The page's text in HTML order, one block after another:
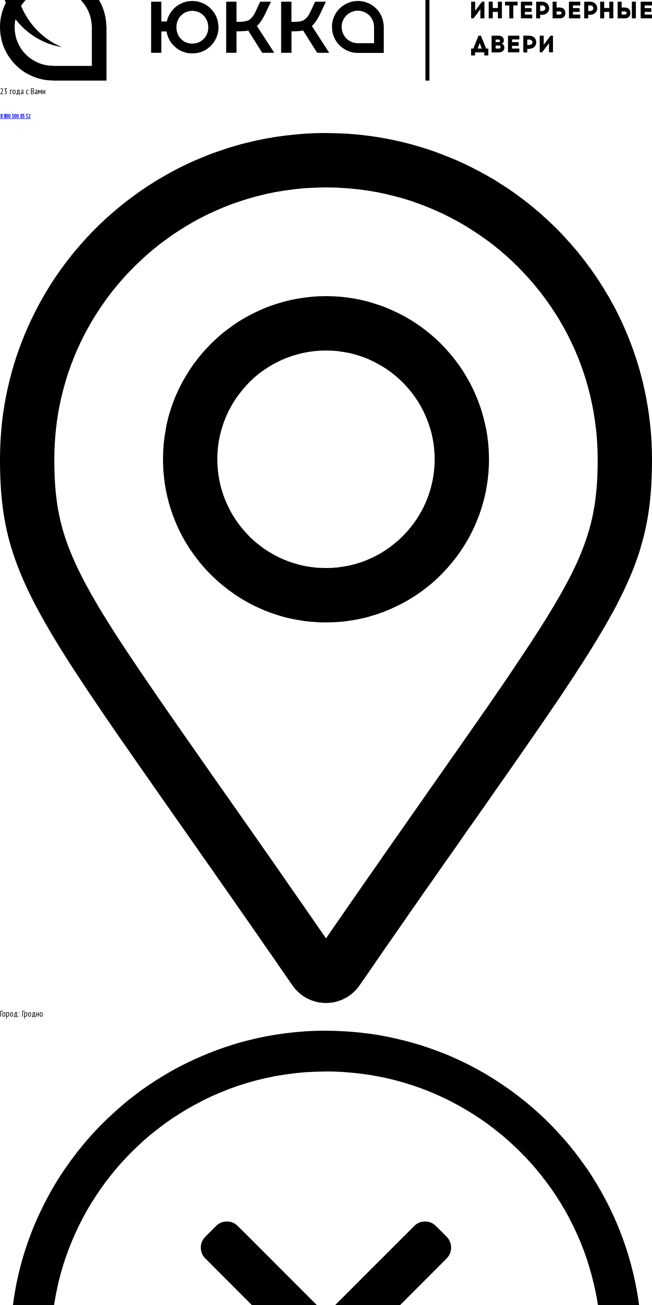
23 года с Вами
8 800 500 85 52
Город: Гродно